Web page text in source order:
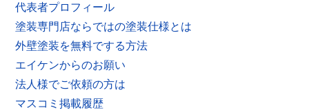
代表者プロフィール
塗装専門店ならではの塗装仕様とは
外壁塗装を無料でする方法
エイケンからのお願い
法人様でご依頼の方は
マスコミ掲載履歴